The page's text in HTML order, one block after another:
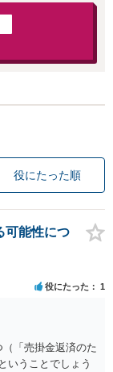
役にたった順
可能性につ
役にたった 1
「売掛金返済のた
うことでしょう